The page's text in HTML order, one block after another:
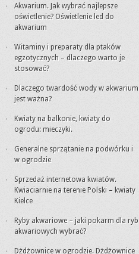
Akwarium. Jak wybrać najlepsze
oświetlenie? Oświetlenie led do
akwarium
Witaminy i preparaty dla ptaków
egzotycznych – dlaczego warto je
stosować?
Dlaczego twardość wody w akwarium
jest ważna?
Kwiaty na balkonie, kwiaty do
ogrodu: mieczyki.
Generalne sprzątanie na podwórku i
w ogrodzie
Sprzedaż internetowa kwiatów.
Kwiaciarnie na terenie Polski – kwiaty
Kielce
Ryby akwariowe – jaki pokarm dla ryb
akwariowych wybrać?
Dżdżownice w ogrodzie. Dżdżownice